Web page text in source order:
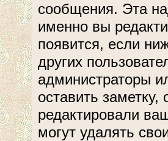
сообщения. Эта
именно вы
появится, если
других
администраторы
оставить заметку,
редактировали
могут удалять